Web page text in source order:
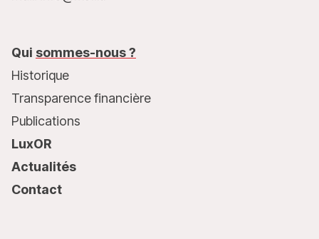
Qui sommes-nous ?
Historique
Transparence financière
Publications
LuxOR
Actualités
Contact